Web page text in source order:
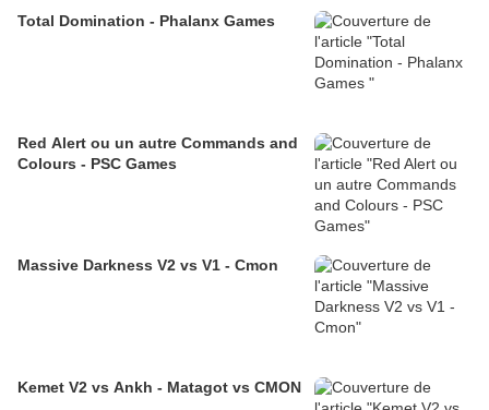
Total Domination - Phalanx Games
Red Alert ou un autre Commands and
Colours - PSC Games
Massive Darkness V2 vs V1 - Cmon
Kemet V2 vs Ankh - Matagot vs CMON